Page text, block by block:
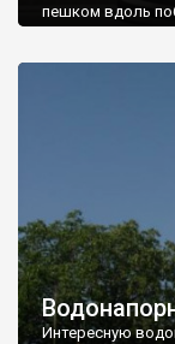
пешком вдоль
Интересную